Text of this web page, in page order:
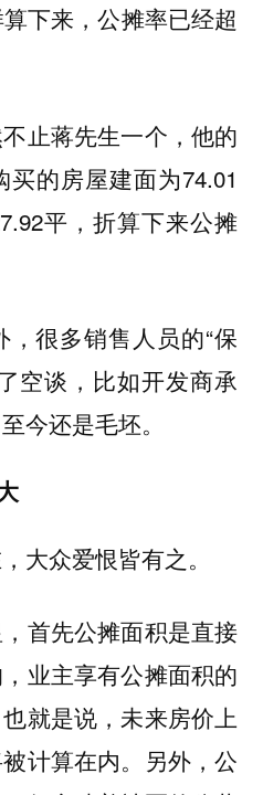
下来，公摊率已经超
止蒋先生一个，他的
的房屋建面为74.01
平，折算下来公摊
很多销售人员的“保
空谈，比如开发商承
今还是毛坯。
大众爱恨皆有之。
首先公摊面积是直接
业主享有公摊面积的
就是说，未来房价上
计算在内。另外，公